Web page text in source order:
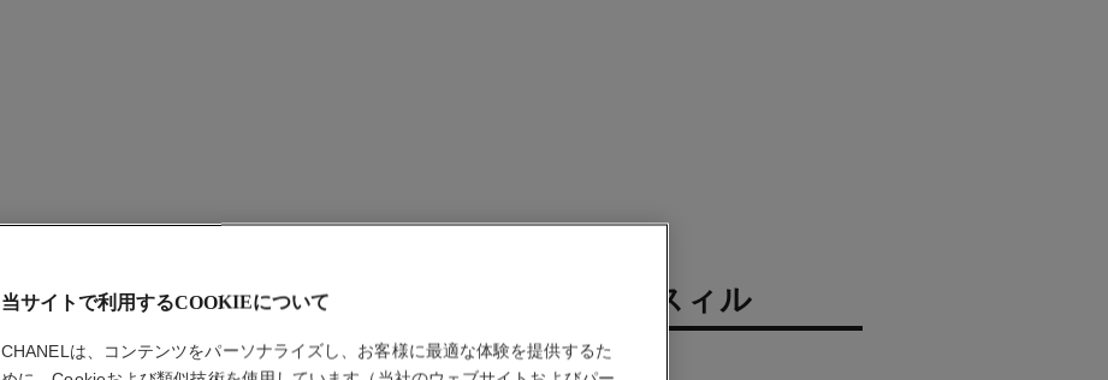
ル ジェル スルスィル
アイブロウ ジェル
当サイトで利用するCOOKIEについて
CHANELは、コンテンツをパーソナライズし、お客様に最適な体験を提供するた